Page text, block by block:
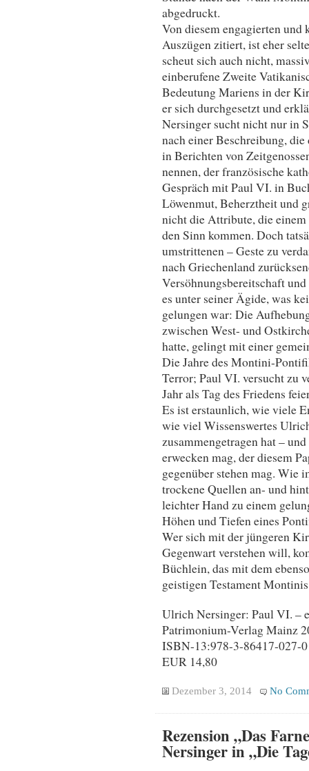
abgedruckt.
Von diesem engagierten
Auszügen zitiert, ist eher
scheut sich auch nicht,
einberufene Zweite
Bedeutung Mariens in der
er sich durchgesetzt und
Nersinger sucht nicht nur in
nach einer Beschreibung,
in Berichten von
nennen, der französische
Gespräch mit Paul VI. in
Löwenmut, Beherztheit und
nicht die Attribute, die
den Sinn kommen. Doch
umstrittenen – Geste zu
nach Griechenland
Versöhnungsbereitschaft
es unter seiner Ägide, was
gelungen war: Die
zwischen West- und
hatte, gelingt mit einer
Die Jahre des Montini-
Terror; Paul VI. versucht zu
Jahr als Tag des Friedens
Es ist erstaunlich, wie viele
wie viel Wissenswertes
zusammengetragen hat –
erwecken mag, der diesem
gegenüber stehen mag. Wie
trockene Quellen an- und
leichter Hand zu einem
Höhen und Tiefen eines
Wer sich mit der jüngeren
Gegenwart verstehen will,
Büchlein, das mit dem
geistigen Testament
Ulrich Nersinger: Paul VI. –
Patrimonium-Verlag Mainz
ISBN-13:978-3-86417-027-0
EUR 14,80
Dezember 3, 2014 No
Rezension „Das
Nersinger in „Die